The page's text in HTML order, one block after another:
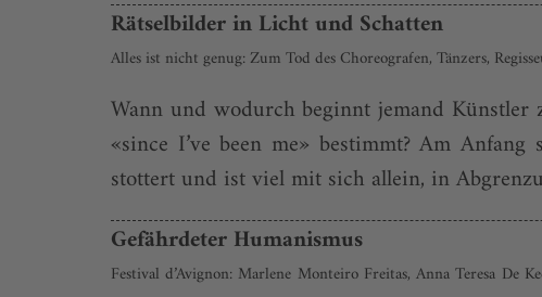
Rätselbilder in Licht und Schatten
Alles ist nicht genug: Zum Tod des Choreografen, Tänzers,
Wann und wodurch beginnt jemand
«since I’ve been me» bestimmt? Am
stottert und ist viel mit sich allein, in
Gefährdeter Humanismus
Festival d’Avignon: Marlene Monteiro Freitas, Anna Teresa